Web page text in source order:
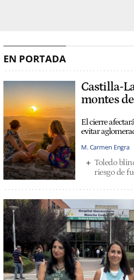
EN PORTADA
Castilla-
montes
El cierre
evitar
M. Carmen Engra
Toledo
riesgo de